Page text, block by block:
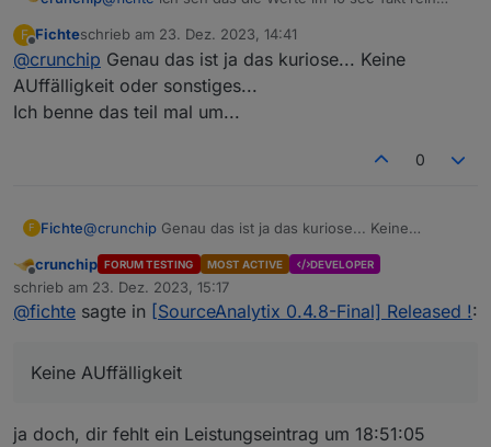
das ist dann genau dein Sprung
F Fichteschrieb am 23. Dez. 2023, 14:41
zuletzt editiert von
@crunchip Genau das ist ja das kuriose... Keine
AUffälligkeit oder sonstiges...
Ich benne das teil mal um...
0
F Fichte@crunchip Genau das ist ja das kuriose... Keine
Ich benne das teil mal um...
Offline
crunchip FORUM TESTING MOST ACTIVE DEVELOPER
schrieb am 23. Dez. 2023, 15:17
zuletzt editiert von
@fichte sagte in [SourceAnalytix 0.4.8-Final] Released !:
Keine AUffälligkeit
ja doch, dir fehlt ein Leistungseintrag um 18:51:05